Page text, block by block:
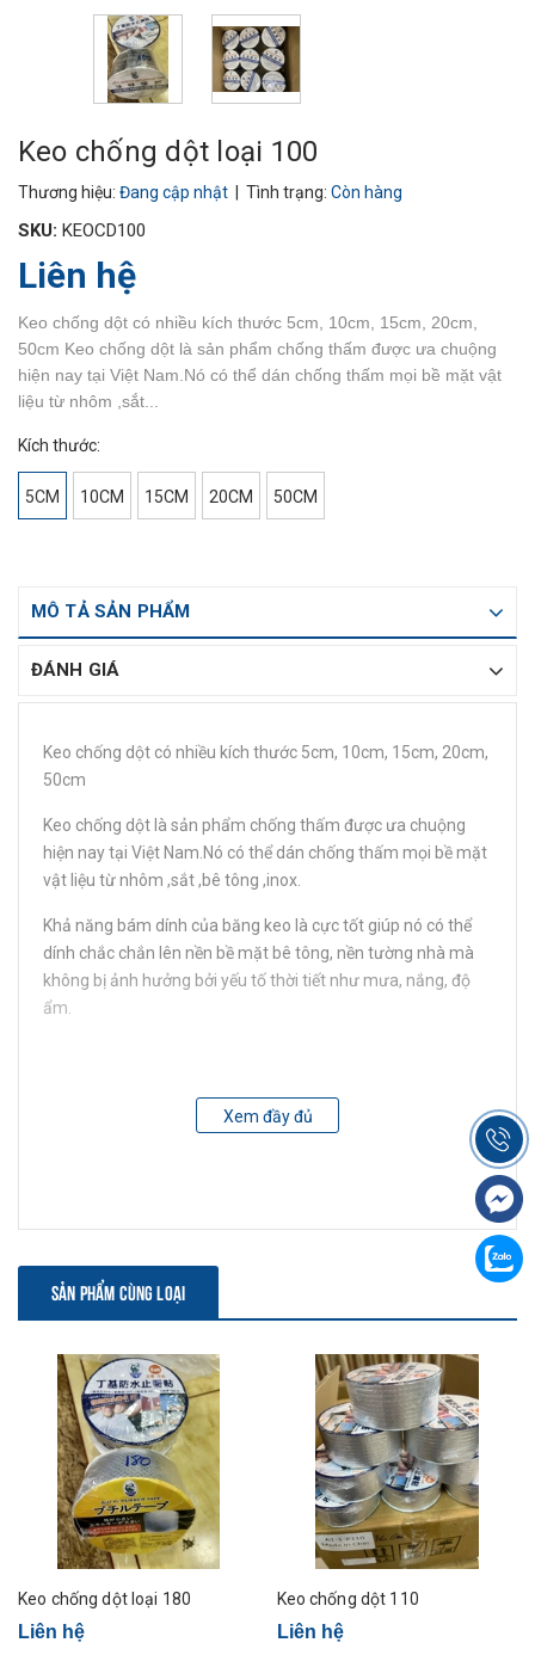
Keo chống dột loại 100
Thương hiệu: Đang cập nhật | Tình trạng: Còn hàng
SKU: KEOCD100
Liên hệ
Keo chống dột có nhiều kích thước 5cm, 10cm, 15cm, 20cm,
50cm Keo chống dột là sản phẩm chống thấm được ưa chuộng
hiện nay tại Việt Nam.Nó có thể dán chống thấm mọi bề mặt vật
liệu từ nhôm ,sắt...
Kích thước:
5CM 10CM 15CM 20CM 50CM
MÔ TẢ SẢN PHẨM
ĐÁNH GIÁ
Keo chống dột có nhiều kích thước 5cm, 10cm, 15cm, 20cm,
50cm
Keo chống dột là sản phẩm chống thấm được ưa chuộng
hiện nay tại Việt Nam.Nó có thể dán chống thấm mọi bề mặt
vật liệu từ nhôm ,sắt ,bê tông ,inox.
Khả năng bám dính của băng keo là cực tốt giúp nó có thể
dính chắc chắn lên nền bề mặt bê tông, nền tường nhà mà
không bị ảnh hưởng bởi yếu tố thời tiết như mưa, nắng, độ
ẩm.
Xem đầy đủ
SẢN PHẨM CÙNG LOẠI
Keo chống dột loại 180
Liên hệ
Keo chống dột 110
Liên hệ